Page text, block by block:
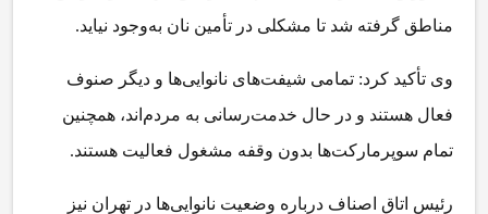
مناطق گرفته شد تا مشکلی در تأمین نان به‌وجود نیاید.
وی تأکید کرد: تمامی شیفت‌های نانوایی‌ها و دیگر صنوف
فعال هستند و در حال خدمت‌رسانی به مردم‌اند، همچنین
تمام سوپرمارکت‌ها بدون وقفه مشغول فعالیت هستند.
رئیس اتاق اصناف درباره وضعیت نانوایی‌ها در تهران نیز